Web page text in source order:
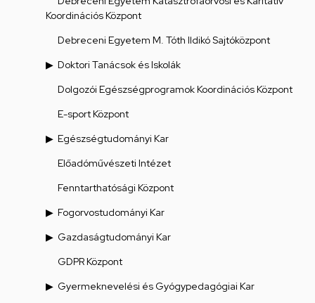
Koordinációs Központ
Debreceni Egyetem M. Tóth Ildikó Sajtóközpont
Doktori Tanácsok és Iskolák
Dolgozói Egészségprogramok Koordinációs Központ
E-sport Központ
Egészségtudományi Kar
Előadóművészeti Intézet
Fenntarthatósági Központ
Fogorvostudományi Kar
Gazdaságtudományi Kar
GDPR Központ
Gyermeknevelési és Gyógypedagógiai Kar